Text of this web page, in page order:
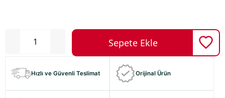
Hızlı ve Güvenli Teslimat Orijinal Ürün